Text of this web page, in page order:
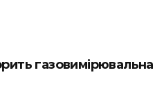
газовимірювальна